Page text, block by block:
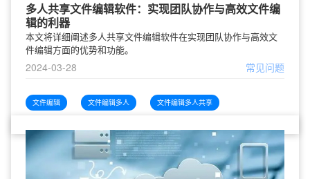
多人共享文件编辑软件：实现团队协作与高效文件编
辑的利器
本文将详细阐述多人共享文件编辑软件在实现团队协作与高效文
件编辑方面的优势和功能。
2024-03-28 常见问题
文件编辑 文件编辑多人 文件编辑多人共享